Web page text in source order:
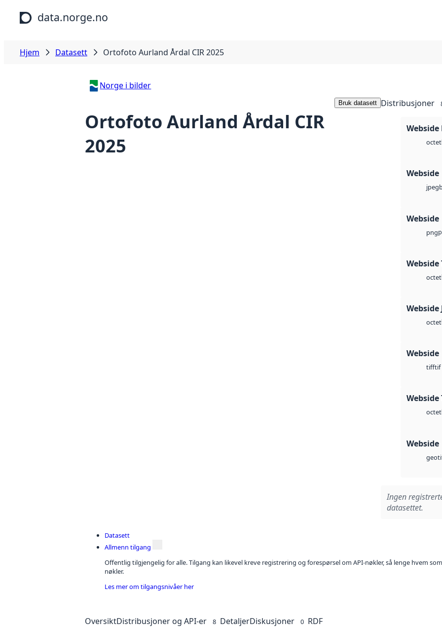
Hopp til hovedinnhold
data.norge.no
Hjem Datasett Ortofoto Aurland Årdal CIR 2025
Norge i bilder
Ortofoto Aurland Årdal CIR
2025
Bruk datasett Distribusjoner
Webside
octet
Webside
jpeg
Webside
png
Webside
octet
Webside
octet
Webside
tifftif
Webside
octet
Webside
Ingen
datasettet.
Datasett
Allmenn tilgang
Offentlig tilgjengelig for alle. Tilgang kan likevel kreve registrering og forespørsel om API-nøkler, så lenge hvem
nøkler.
Les mer om tilgangsnivåer her
OversiktDistribusjoner og API-er 8 DetaljerDiskusjoner 0 RDF